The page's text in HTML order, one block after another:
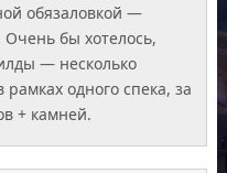
обязаловкой —
Очень бы хотелось,
— несколько
одного спека, за
+ камней.